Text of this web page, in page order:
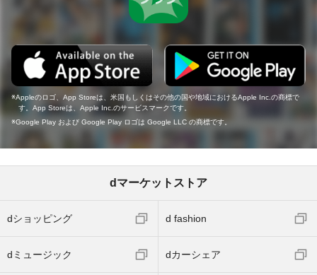
Appleのロゴ、App Storeは、米国もしくはその他の国や地域におけるApple Inc.の商標で
す。App Storeは、Apple Inc.のサービスマークです。
Google Play および Google Play ロゴは Google LLC の商標です。
dマーケットストア
dショッピング d fashion
dミュージック dカーシェア